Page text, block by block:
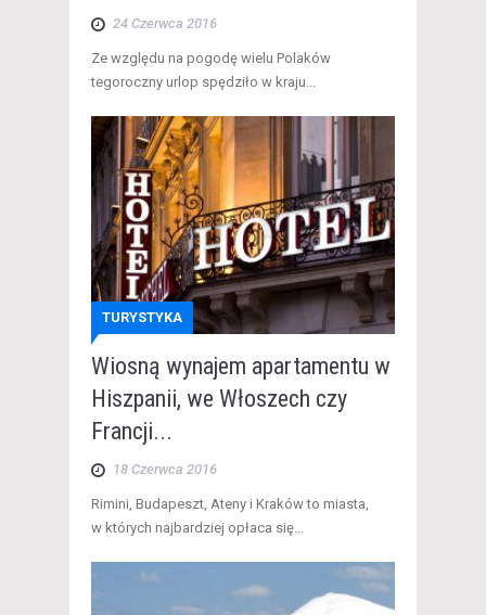
24 Czerwca 2016
Ze względu na pogodę wielu Polaków
tegoroczny urlop spędziło w kraju...
TURYSTYKA
Wiosną wynajem apartamentu w
Hiszpanii, we Włoszech czy
Francji...
18 Czerwca 2016
Rimini, Budapeszt, Ateny i Kraków to miasta,
w których najbardziej opłaca się...